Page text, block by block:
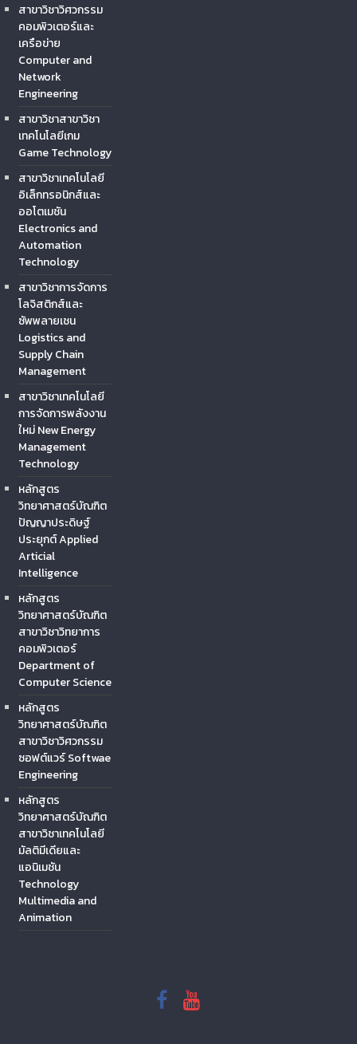
สาขาวิชาวิศวกรรม
คอมพิวเตอร์และ
เครือข่าย
Computer and
Network
Engineering
สาขาวิชาสาขาวิชา
เทคโนโลยีเกม
Game Technology
สาขาวิชาเทคโนโลยี
อิเล็กทรอนิกส์และ
ออโตเมชัน
Electronics and
Automation
Technology
สาขาวิชาการจัดการ
โลจิสติกส์และ
ซัพพลายเชน
Logistics and
Supply Chain
Management
สาขาวิชาเทคโนโลยี
การจัดการพลังงาน
ใหม่ New Energy
Management
Technology
หลักสูตร
วิทยาศาสตร์บัณฑิต
ปัญญาประดิษฐ์
ประยุกต์ Applied
Articial
Intelligence
หลักสูตร
วิทยาศาสตร์บัณฑิต
สาขาวิชาวิทยาการ
คอมพิวเตอร์
Department of
Computer Science
หลักสูตร
วิทยาศาสตร์บัณฑิต
สาขาวิชาวิศวกรรม
ซอฟต์แวร์ Softwae
Engineering
หลักสูตร
วิทยาศาสตร์บัณฑิต
สาขาวิชาเทคโนโลยี
มัลติมีเดียและ
แอนิเมชัน
Technology
Multimedia and
Animation